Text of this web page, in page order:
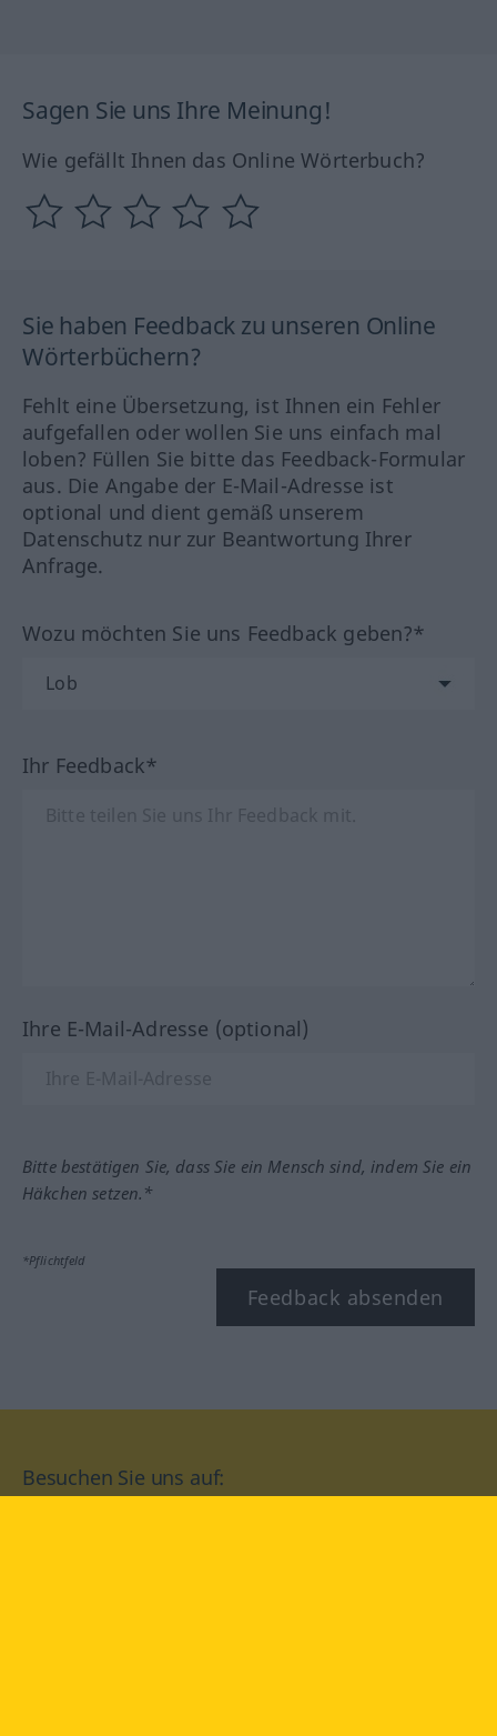
Sagen Sie uns Ihre Meinung!
Wie gefällt Ihnen das Online Wörterbuch?
Sie haben Feedback zu unseren Online
Wörterbüchern?
Fehlt eine Übersetzung, ist Ihnen ein Fehler
aufgefallen oder wollen Sie uns einfach mal
loben? Füllen Sie bitte das Feedback-Formular
aus. Die Angabe der E-Mail-Adresse ist
optional und dient gemäß unserem
Datenschutz nur zur Beantwortung Ihrer
Anfrage.
Wozu möchten Sie uns Feedback geben?*
Ihr Feedback*
Ihre E-Mail-Adresse (optional)
Bitte bestätigen Sie, dass Sie ein Mensch sind, indem Sie ein
Häkchen setzen.*
*Pflichtfeld
Feedback absenden
Besuchen Sie uns auf: